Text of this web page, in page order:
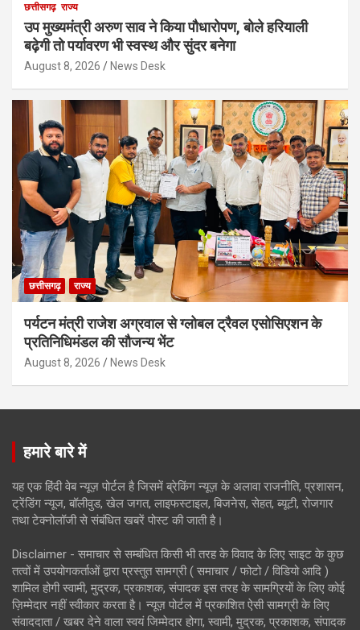
छत्तीसगढ़ राज्य
उप मुख्यमंत्री अरुण साव ने किया पौधारोपण, बोले हरियाली
बढ़ेगी तो पर्यावरण भी स्वस्थ और सुंदर बनेगा
August 8, 2026 News Desk
छत्तीसगढ़ राज्य
पर्यटन मंत्री राजेश अग्रवाल से ग्लोबल ट्रैवल एसोसिएशन के
प्रतिनिधिमंडल की सौजन्य भेंट
August 8, 2026 News Desk
हमारे बारे में
यह एक हिंदी वेब न्यूज़ पोर्टल है जिसमें ब्रेकिंग न्यूज़ के अलावा राजनीति, प्रशासन,
ट्रेंडिंग न्यूज, बॉलीवुड, खेल जगत, लाइफस्टाइल, बिजनेस, सेहत, ब्यूटी, रोजगार
तथा टेक्नोलॉजी से संबंधित खबरें पोस्ट की जाती है।
Disclaimer - समाचार से सम्बंधित किसी भी तरह के विवाद के लिए साइट के कुछ
तत्वों में उपयोगकर्ताओं द्वारा प्रस्तुत सामग्री ( समाचार / फोटो / विडियो आदि )
शामिल होगी स्वामी, मुद्रक, प्रकाशक, संपादक इस तरह के सामग्रियों के लिए कोई
ज़िम्मेदार नहीं स्वीकार करता है। न्यूज़ पोर्टल में प्रकाशित ऐसी सामग्री के लिए
संवाददाता / खबर देने वाला स्वयं जिम्मेदार होगा, स्वामी, मुद्रक, प्रकाशक, संपादक